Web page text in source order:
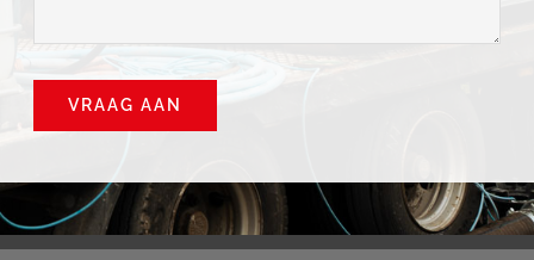
VRAAG AAN